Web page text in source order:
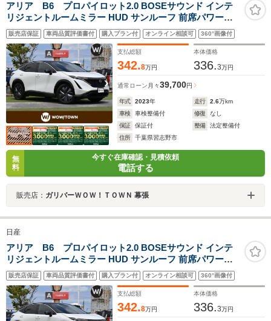
アリア B6 プロパイロット2.0 BOSEサウンド インテ
リジェントルームミラー HUD サンルーフ 前席パワーシ
ート シートヒーター 純正ナビ 地デジTV Apple CarPlay
androidAuto Bluetooth ドラレコ ステアリングヒーター
販売店保証 車両品質評価書付 購入プラン付 オンライン相談可 360°画像付
支払総額
342.8万円
本体価格
336.3万円
通常ローン 月々39,700円
年式 2023年 走行 2.6万km
車検
車検整備付 修復
なし
保証
保証付 整備
法定整備付
住所
千葉県習志野市
無
料
今すぐ在庫確認・見積依頼
電話する
販売店： ガリバーＷＯＷ！ＴＯＷＮ 幕張
日産
アリア B6 プロパイロット2.0 BOSEサウンド インテ
リジェントルームミラー HUD サンルーフ 前席パワーシ
ート シートヒーター 純正ナビ 地デジTV Apple CarPlay
androidAuto Bluetooth ドラレコ ステアリングヒーター
販売店保証 車両品質評価書付 購入プラン付 オンライン相談可 360°画像付
支払総額
342.8万円
本体価格
336.3万円